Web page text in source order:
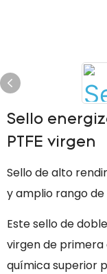
Sello
PTFE virgen
Sello de alto
y amplio rango
Este sello de
virgen de primera
química superior